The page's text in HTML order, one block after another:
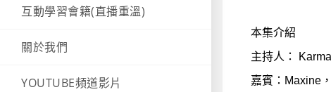
互動學習會籍(直播重溫)
關於我們
YOUTUBE頻道影片
本集介紹
主持人：
嘉賓：Maxine